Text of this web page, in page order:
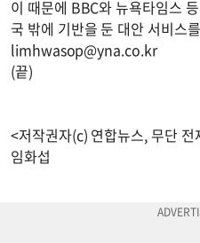
이 때문에 BBC와 뉴욕타임스
국 밖에 기반을 둔 대안 서비스
limhwasop@yna.co.kr
(끝)
<저작권자(c) 연합뉴스, 무단
임화섭